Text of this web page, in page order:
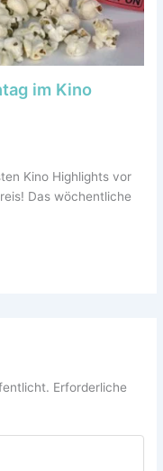
im Kino
Kino Highlights vor
Das wöchentliche
Erforderliche